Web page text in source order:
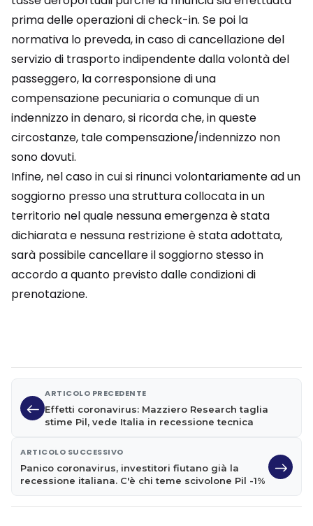
prima delle operazioni di check-in. Se poi la
normativa lo preveda, in caso di cancellazione del
servizio di trasporto indipendente dalla volontà del
passeggero, la corresponsione di una
compensazione pecuniaria o comunque di un
indennizzo in denaro, si ricorda che, in queste
circostanze, tale compensazione/indennizzo non
sono dovuti.
Infine, nel caso in cui si rinunci volontariamente ad un
soggiorno presso una struttura collocata in un
territorio nel quale nessuna emergenza è stata
dichiarata e nessuna restrizione è stata adottata,
sarà possibile cancellare il soggiorno stesso in
accordo a quanto previsto dalle condizioni di
prenotazione.
ARTICOLO PRECEDENTE
Effetti coronavirus: Mazziero Research taglia
stime Pil, vede Italia in recessione tecnica
ARTICOLO SUCCESSIVO
Panico coronavirus, investitori fiutano già la
recessione italiana. C'è chi teme scivolone Pil -1%